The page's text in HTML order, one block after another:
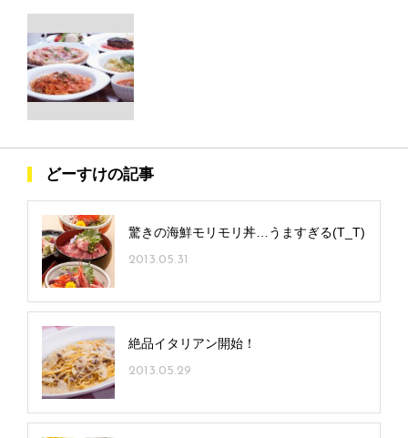
どーすけの記事
驚きの海鮮モリモリ丼…うますぎる(T_T)
2013.05.31
絶品イタリアン開始！
2013.05.29